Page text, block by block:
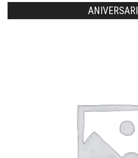
ANIVERSARI